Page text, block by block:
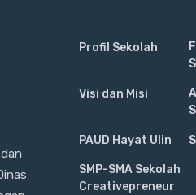
Profil Sekolah
Visi dan Misi
PAUD Hayat Ulin
SMP-SMA Sekolah
Creativepreneur